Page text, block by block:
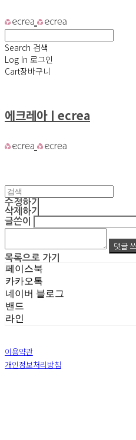
Search 검색
Log In 로그인
Cart장바구니
에크레아ㅣecrea
수정하기
삭제하기
글쓴이
댓글
목록으로 가기
페이스북
카카오톡
네이버 블로그
밴드
라인
이용약관
개인정보처리방침